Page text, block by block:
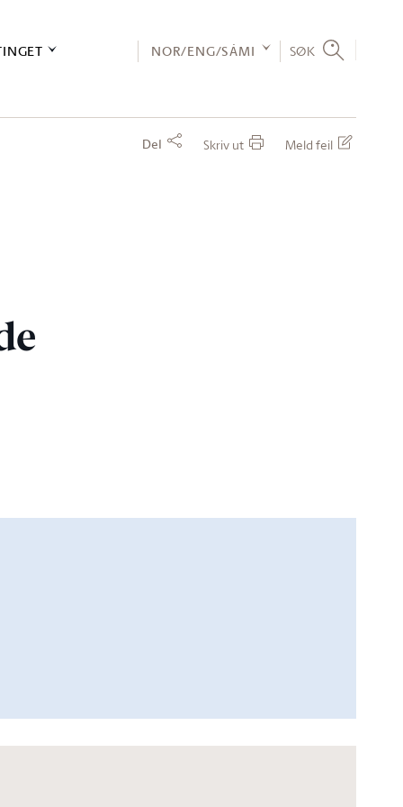
NOR/ENG/SÁMI SØK
Del Skriv ut Meld feil